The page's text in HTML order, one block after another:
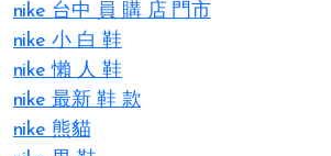
nike 台中 員 購 店 門市
nike 小 白 鞋
nike 懶 人 鞋
nike 最新 鞋 款
nike 熊貓